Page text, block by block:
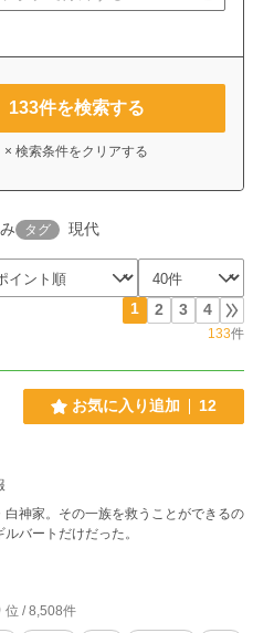
133件を検索する
× 検索条件をクリアする
タグ 現代
1 2 3 4
133件
お気に入り追加 12
神家。その一族を救うことができるの
バートだけだった。
位 / 8,508件